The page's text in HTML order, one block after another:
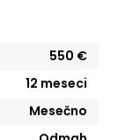
550 €
12 meseci
Mesečno